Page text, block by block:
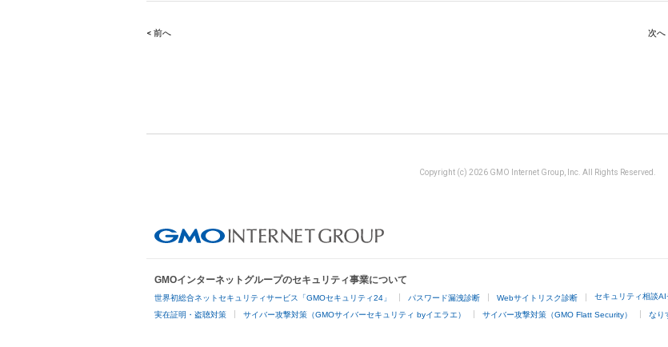
Post
< 前へ 次へ
Copyright (c) 2026 GMO Internet Group, Inc. All Rights Reserved.
GMOインターネットグループのセキュリティ事業について
世界初総合ネットセキュリティサービス「GMOセキュリティ24」 パスワード漏洩診断 Webサイトリスク診断 セキュリティ相談AI
実在証明・盗聴対策 サイバー攻撃対策（GMOサイバーセキュリティ byイエラエ） サイバー攻撃対策（GMO Flatt Security） なり